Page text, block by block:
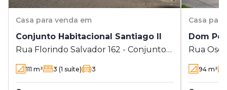
Casa para venda em
Conjunto Habitacional Santiago II
Rua Florindo Salvador 162 - Conjunto
Habitacional Santiago II - Londrina - PR
111 m² 3 (1 suíte) 3
Casa
Dom
Rua
94 m²